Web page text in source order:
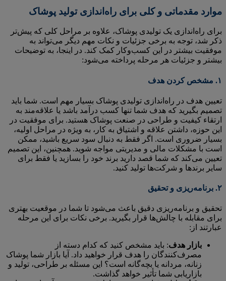
موارد مقدماتی و کلی برای راه‌اندازی تولید پوشاک
برای راه‌اندازی یک تولیدی پوشاک، علاوه بر مراحل کلی که پیش‌تر
ذکر شد، توجه به برخی جزئیات و نکات مهم دیگر می‌تواند به
موفقیت بیشتر در این کسب‌وکار کمک کند. در اینجا، به توضیحات
بیشتر و جزئیات هر مرحله پرداخته می‌شود:
۱. مشخص کردن هدف
تعیین هدف در راه‌اندازی تولیدی پوشاک بسیار مهم است. شما باید
تصمیم بگیرید که هدف شما تنها کسب درآمد باشد یا علاقه‌مند به
ارتقاء کیفیت و طراحی در صنعت پوشاک هستید. برای موفقیت در
این حوزه، داشتن علاقه و اشتیاق به کار، به ویژه در مراحل اولیه،
بسیار ضروری است. اگر فقط به دنبال سود سریع باشید، ممکن
است با مشکلات مالی و مدیریتی مواجه شوید. همچنین، این تصمیم
تعیین می‌کند که شما قصد دارید برند خود را بسازید یا فقط برای
سایر برندها و شرکت‌ها تولید کنید.
۲. برنامه‌ریزی و تحقیق
تحقیق و برنامه‌ریزی دقیق باعث می‌شود تا شما در موقعیت بهتری
برای مقابله با چالش‌ها قرار بگیرید. برخی نکات برای این مرحله
عبارتند از:
بازار هدف: باید مشخص کنید که کدام دسته از
مصرف‌کنندگان را هدف قرار خواهید داد. آیا بازار شما پوشاک
زنانه، مردانه یا بچه‌گانه است؟ این مسئله بر طراحی، تولید و
بازاریابی شما تأثیر خواهد گذاشت.